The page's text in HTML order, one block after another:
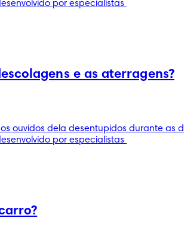
por especialistas
e as aterragens?
ouvidos dela desentupidos durante as
por especialistas